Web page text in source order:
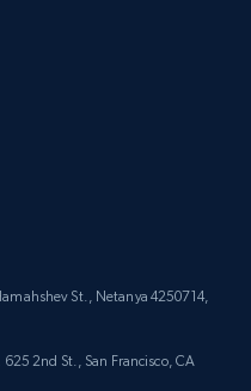
St., Netanya 4250714,
2nd St., San Francisco, CA